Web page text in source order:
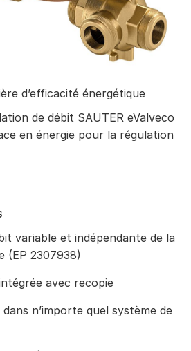
d’efficacité énergétique
de débit SAUTER eValveco
en énergie pour la régulation
variable et indépendante de la
(EP 2307938)
avec recopie
n’importe quel système de